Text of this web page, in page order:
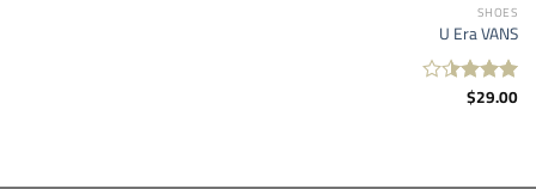
SHOES
U Era VANS
تم
$29.00